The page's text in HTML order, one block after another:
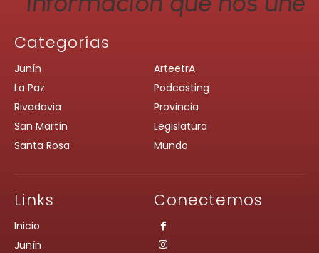
Categorías
Junín
La Paz
Rivadavia
San Martín
Santa Rosa
ArteetrA
Podcasting
Provincia
Legislatura
Mundo
Links
Inicio
Junín
Conectemos